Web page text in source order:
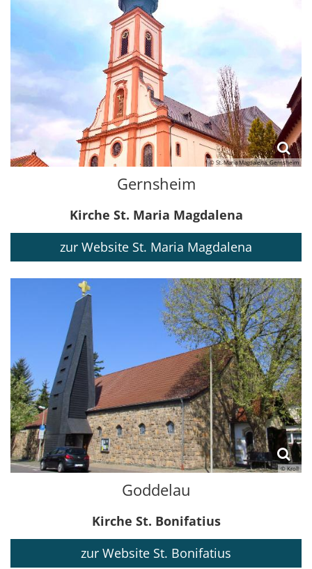
© St. Maria Magdalena, Gernsheim
Gernsheim
Kirche St. Maria Magdalena
zur Website St. Maria Magdalena
© Kroll
Goddelau
Kirche St. Bonifatius
zur Website St. Bonifatius